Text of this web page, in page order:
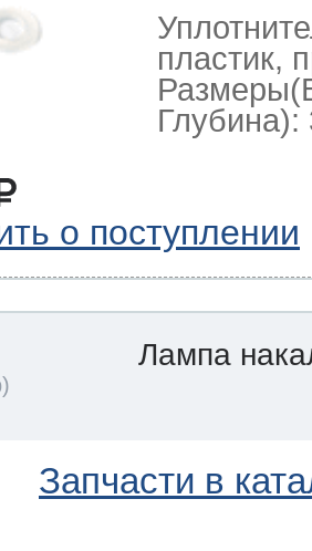
пластик,
Глубина):
о поступлении
Лампа
Запчасти в